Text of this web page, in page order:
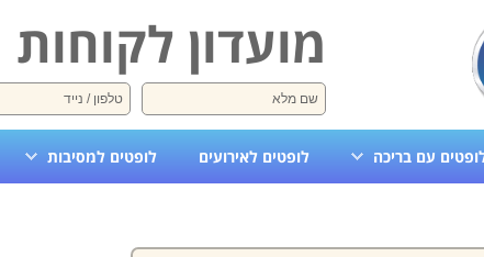
מועדון לקוחות
עם בריכה לופטים לאירועים לופטים למסיבות